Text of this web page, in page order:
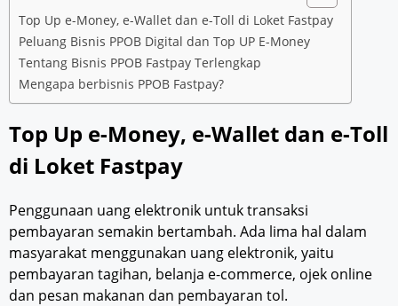
Top Up e-Money, e-Wallet dan e-Toll di Loket Fastpay
Peluang Bisnis PPOB Digital dan Top UP E-Money
Tentang Bisnis PPOB Fastpay Terlengkap
Mengapa berbisnis PPOB Fastpay?
Top Up e-Money, e-Wallet dan e-Toll
di Loket Fastpay
Penggunaan uang elektronik untuk transaksi
pembayaran semakin bertambah. Ada lima hal dalam
masyarakat menggunakan uang elektronik, yaitu
pembayaran tagihan, belanja e-commerce, ojek online
dan pesan makanan dan pembayaran tol.